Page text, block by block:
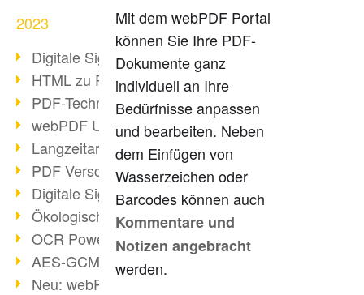
2023
Digitale Signatur in PDF
HTML zu PDF
PDF-Techniken für Barrierefreiheit
webPDF Update 9.0.0.3149
Langzeitarchivierung mit PDF/A
PDF Verschlüsselung
Digitale Signaturen
Ökologischen Abdruck reduzieren
OCR Power für Profis
AES-GCM-Unterstützung (PDF 2.0)
Neu: webPDF Developer Hub
Mit dem webPDF Portal
können Sie Ihre PDF-
Dokumente ganz
individuell an Ihre
Bedürfnisse anpassen
und bearbeiten. Neben
dem Einfügen von
Wasserzeichen oder
Barcodes können auch
Kommentare und
Notizen angebracht
werden.